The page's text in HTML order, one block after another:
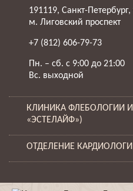
191119, Санкт-
м. Лиговский проспект
+7 (812) 606-79-73
Пн. – сб. с 9:00 до 21:00
Вс. выходной
КЛИНИКА ФЛЕБОЛОГИИ
«ЭСТЕЛАЙФ»)
ОТДЕЛЕНИЕ